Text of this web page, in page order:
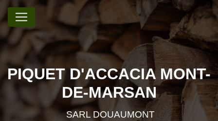
PIQUET D'ACCACIA MONT-
DE-MARSAN
SARL DOUAUMONT
Panneau de gestion des cookies